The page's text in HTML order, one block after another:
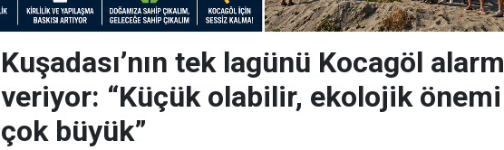
Kuşadası’nın tek lagünü Kocagöl alarm
veriyor: “Küçük olabilir, ekolojik önemi
çok büyük”